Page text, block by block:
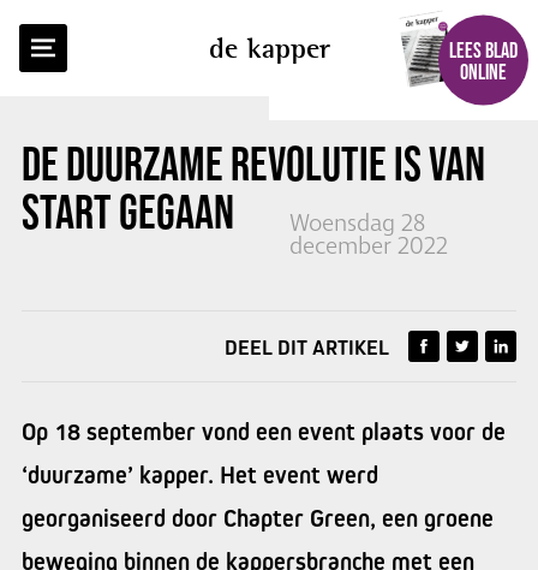
de kapper
LEES BLAD
ONLINE
DE DUURZAME REVOLUTIE IS VAN
START GEGAAN
Woensdag 28
december 2022
TERUG NAAR OVERZICHT
DEEL DIT ARTIKEL
Op 18 september vond een event plaats voor de
‘duurzame’ kapper. Het event werd
georganiseerd door Chapter Green, een groene
beweging binnen de kappersbranche met een